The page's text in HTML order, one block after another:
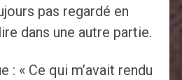
pas regardé en
dans une autre partie.
: « Ce qui m’avait rendu